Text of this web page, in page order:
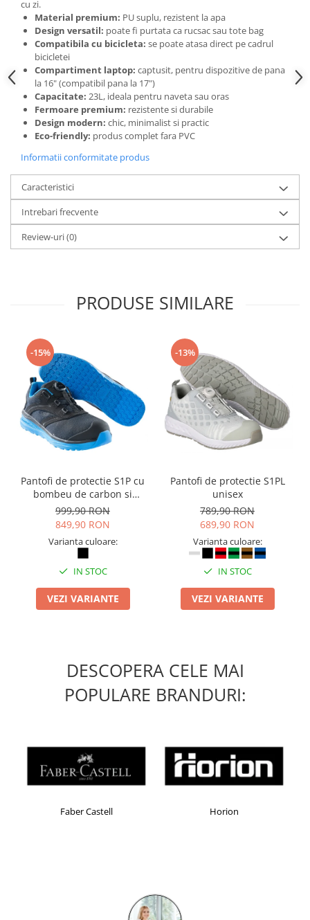
cu zi.
Material premium: PU suplu, rezistent la apa
Design versatil: poate fi purtata ca rucsac sau tote bag
Compatibila cu bicicleta: se poate atasa direct pe cadrul
bicicletei
Compartiment laptop: captusit, pentru dispozitive de pana
la 16" (compatibil pana la 17")
Capacitate: 23L, ideala pentru naveta sau oras
Fermoare premium: rezistente si durabile
Design modern: chic, minimalist si practic
Eco-friendly: produs complet fara PVC
Informatii conformitate produs
Caracteristici
Intrebari frecvente
Review-uri(0)
PRODUSE SIMILARE
-15%
Pantofi de protectie S1P cu
bombeu de carbon si
inchidere BOAÂ® Fit
999,90 RON
849,90 RON
Varianta culoare:
IN STOC
VEZI VARIANTE
-13%
Pantofi de protectie S1PL
unisex
789,90 RON
689,90 RON
Varianta culoare:
IN STOC
VEZI VARIANTE
DESCOPERA CELE MAI
POPULARE BRANDURI:
Faber Castell Horion